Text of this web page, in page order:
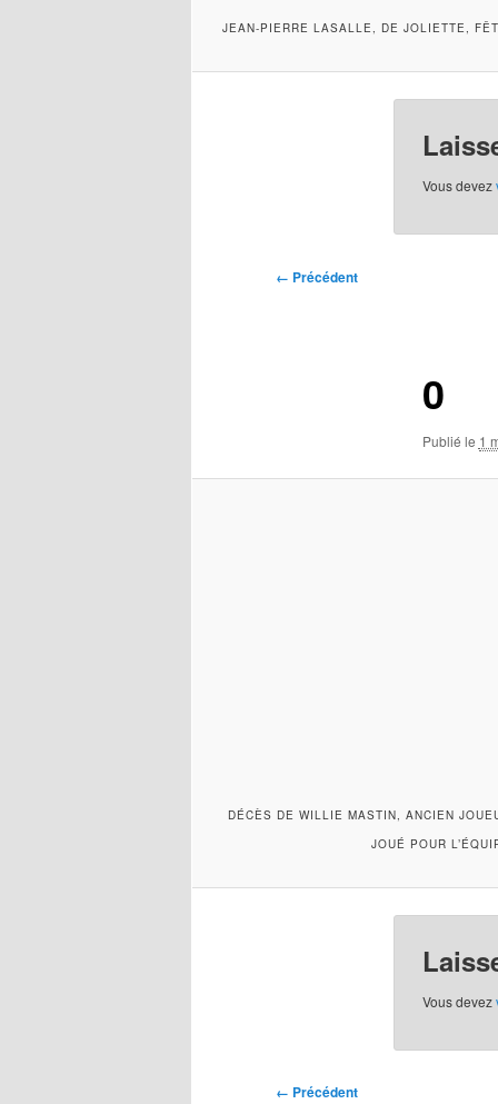
JEAN-PIERRE LASALLE, DE JOLIETTE,
Vous devez
Navigation
← Précédent
0
Publié le 1
DÉCÈS DE WILLIE MASTIN, ANCIEN
JOUÉ POUR
Vous devez
Navigation
← Précédent